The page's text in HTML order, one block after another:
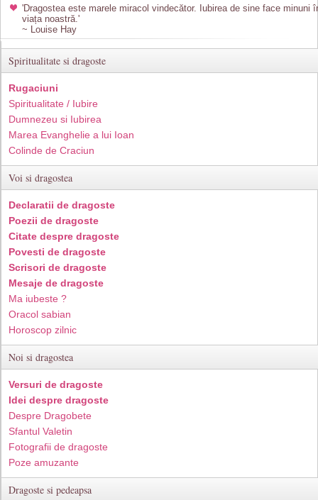
'Dragostea este marele miracol vindecător. Iubirea de sine face minuni
viața noastră.'
~ Louise Hay
Spiritualitate si dragoste
Rugaciuni
Spiritualitate / Iubire
Dumnezeu si Iubirea
Marea Evanghelie a lui Ioan
Colinde de Craciun
Voi si dragostea
Declaratii de dragoste
Poezii de dragoste
Citate despre dragoste
Povesti de dragoste
Scrisori de dragoste
Mesaje de dragoste
Ma iubeste ?
Oracol sabian
Horoscop zilnic
Noi si dragostea
Versuri de dragoste
Idei despre dragoste
Despre Dragobete
Sfantul Valetin
Fotografii de dragoste
Poze amuzante
Dragoste si pedeapsa